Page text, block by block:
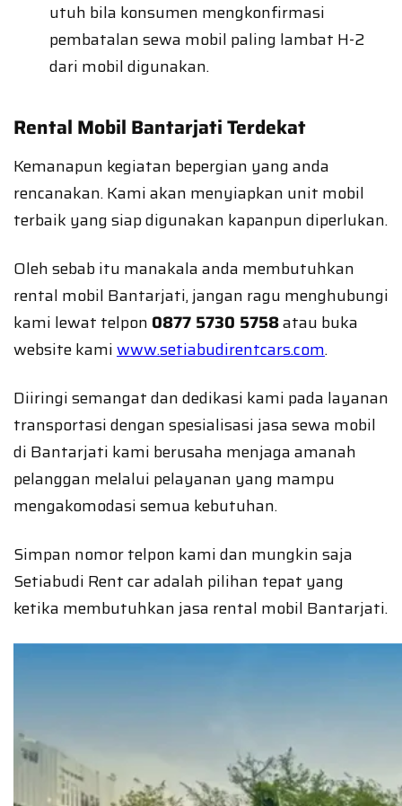
utuh bila konsumen mengkonfirmasi
pembatalan sewa mobil paling lambat H-2
dari mobil digunakan.
Rental Mobil Bantarjati Terdekat
Kemanapun kegiatan bepergian yang anda
rencanakan. Kami akan menyiapkan unit mobil
terbaik yang siap digunakan kapanpun diperlukan.
Oleh sebab itu manakala anda membutuhkan
rental mobil Bantarjati, jangan ragu menghubungi
kami lewat telpon 0877 5730 5758atau buka
website kamiwww.setiabudirentcars.com.
Diiringi semangat dan dedikasi kami pada layanan
transportasi dengan spesialisasi jasa sewa mobil
di Bantarjati kami berusaha menjaga amanah
pelanggan melalui pelayanan yang mampu
mengakomodasi semua kebutuhan.
Simpan nomor telpon kami dan mungkin saja
Setiabudi Rent car adalah pilihan tepat yang
ketika membutuhkan jasa rental mobil Bantarjati.